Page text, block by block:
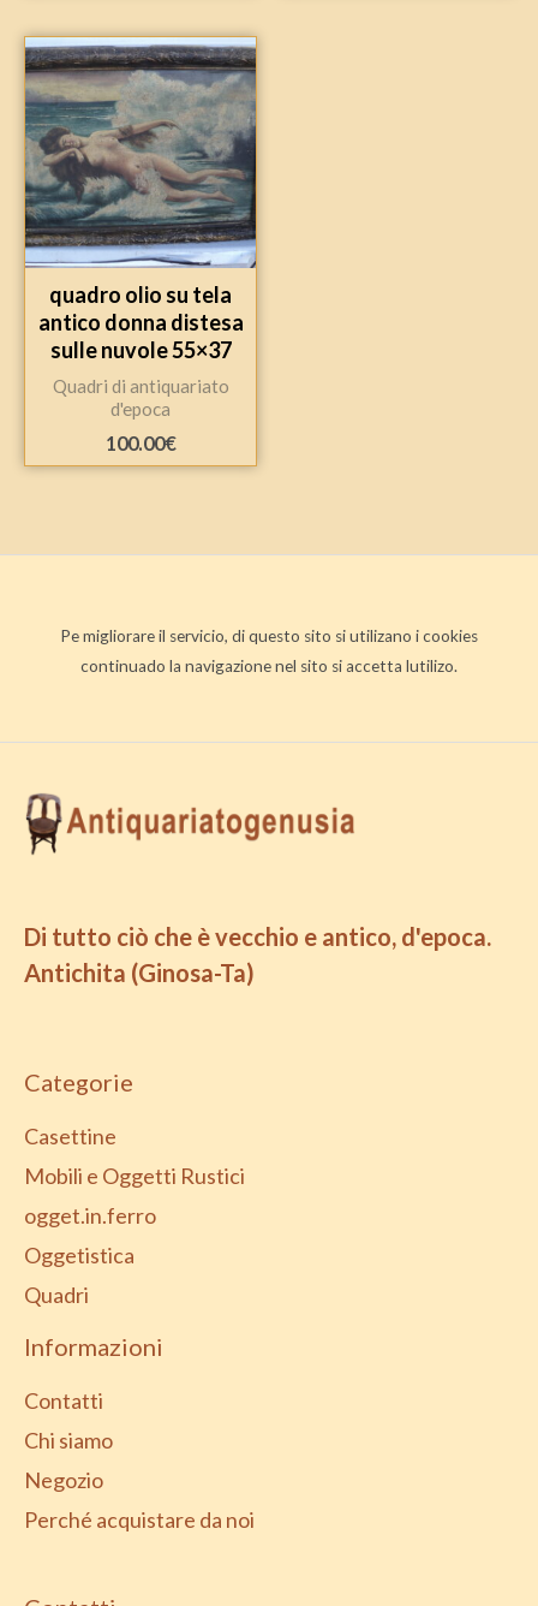
quadro olio su tela
antico donna distesa
sulle nuvole 55×37
Quadri di antiquariato
d'epoca
100.00€
Pe migliorare il servicio, di questo sito si utilizano i cookies
continuado la navigazione nel sito si accetta lutilizo.
Di tutto ciò che è vecchio e antico, d'epoca.
Antichita (Ginosa-Ta)
Categorie
Casettine
Mobili e Oggetti Rustici
ogget.in.ferro
Oggetistica
Quadri
Informazioni
Contatti
Chi siamo
Negozio
Perché acquistare da noi